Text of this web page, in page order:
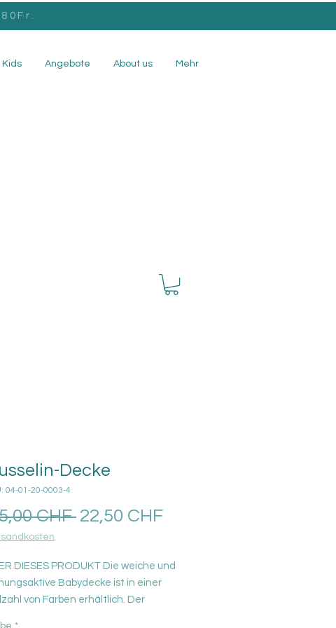
Kids Angebote About us Mehr
Decke
04-01-20-0003-4
CHF Prezzo
22,50 CHFPrezzo
DIESES PRODUKT Die weiche und
Babydecke ist in einer
von Farben erhältlich. Der